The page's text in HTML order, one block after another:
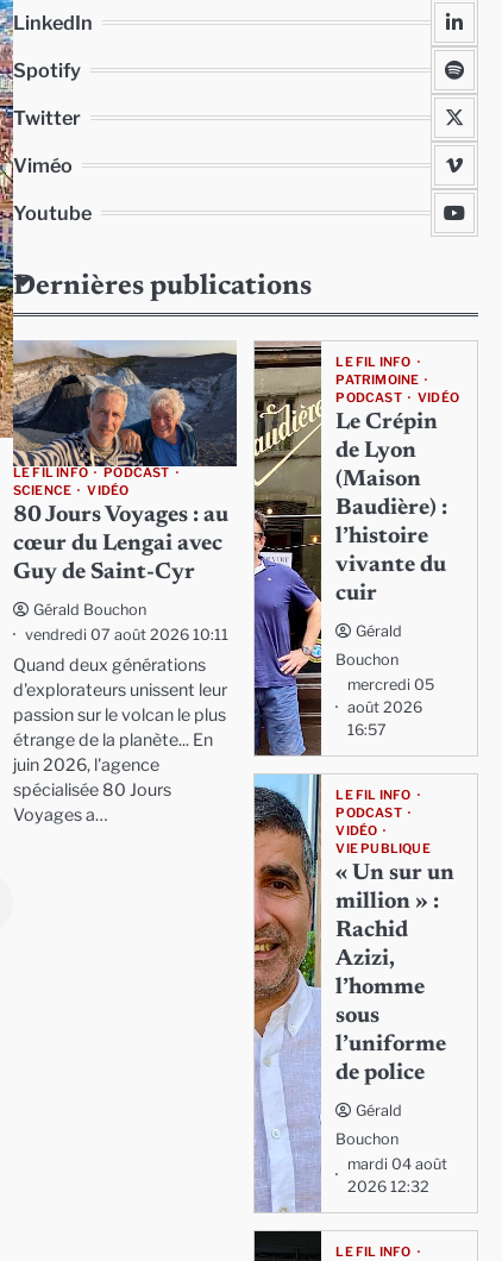
LinkedIn
Spotify
Twitter
Viméo
Youtube
Dernières publications
LE FIL INFO
PODCAST
SCIENCE
VIDÉO
80 Jours Voyages : au
cœur du Lengai avec
Guy de Saint-Cyr
Gérald Bouchon
vendredi 07 août 2026 10:11
Quand deux générations
d'explorateurs unissent leur
passion sur le volcan le plus
étrange de la planète... En
juin 2026, l'agence
spécialisée 80 Jours
Voyages a…
LE FIL INFO
PATRIMOINE
PODCAST
VIDÉO
Le Crépin
de Lyon
(Maison
Baudière) :
l’histoire
vivante du
cuir
Gérald
Bouchon
mercredi 05
août 2026
16:57
LE FIL INFO
PODCAST
VIDÉO
VIE PUBLIQUE
« Un sur un
million » :
Rachid
Azizi,
l’homme
sous
l’uniforme
de police
Gérald
Bouchon
mardi 04 août
2026 12:32
LE FIL INFO